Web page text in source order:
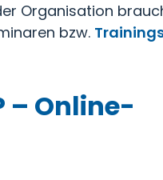
Organisation
bzw.
– Online-